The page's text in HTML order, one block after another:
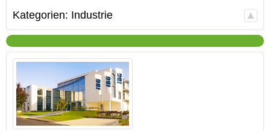
Kategorien: Industrie